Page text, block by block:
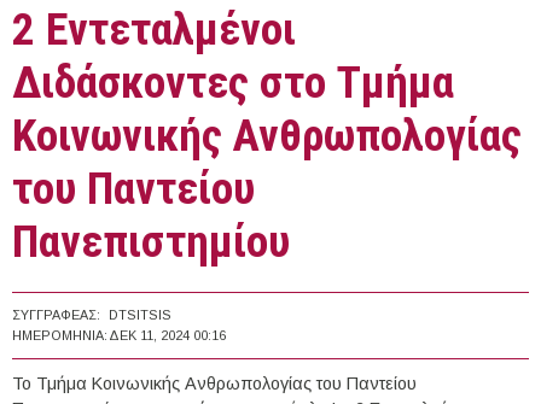
2 Εντεταλμένοι
Διδάσκοντες στο Τμήμα
Κοινωνικής Ανθρωπολογίας
του Παντείου
Πανεπιστημίου
ΣΥΓΓΡΑΦΈΑΣ:
DTSITSIS
ΗΜΕΡΟΜΗΝΊΑ: ΔΕΚ 11, 2024 00:16
Το Τμήμα Κοινωνικής Ανθρωπολογίας του Παντείου